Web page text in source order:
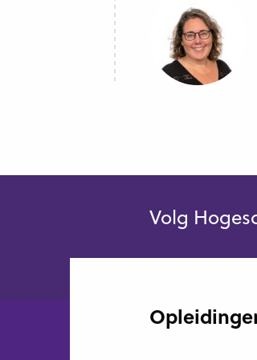
Volg